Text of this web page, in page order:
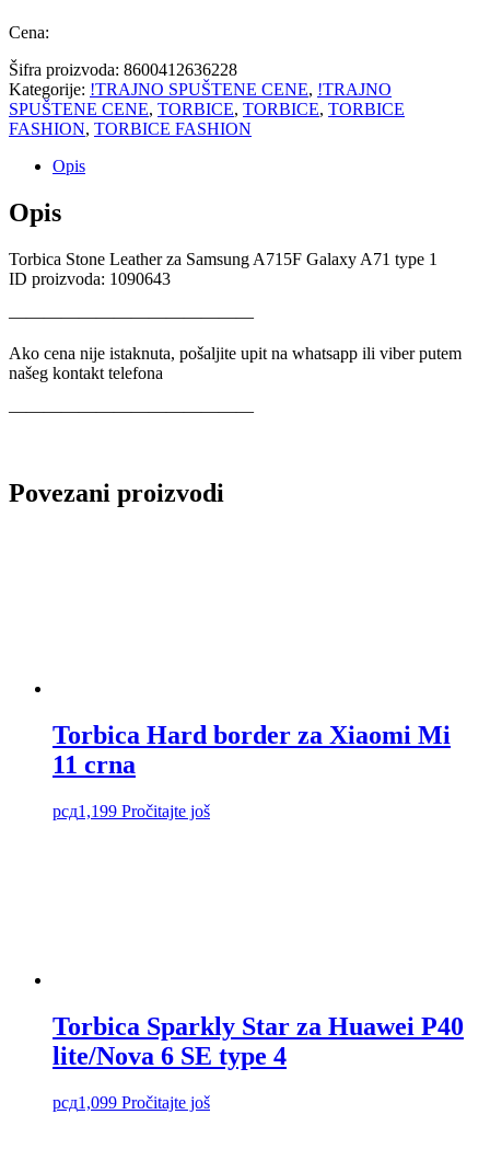
Cena:
Šifra proizvoda: 8600412636228
Kategorije: !TRAJNO SPUŠTENE CENE, !TRAJNO
SPUŠTENE CENE, TORBICE, TORBICE, TORBICE
FASHION, TORBICE FASHION
Opis
Opis
Torbica Stone Leather za Samsung A715F Galaxy A71 type 1
ID proizvoda: 1090643
——————————————
Ako cena nije istaknuta, pošaljite upit na whatsapp ili viber putem
našeg kontakt telefona
——————————————
Povezani proizvodi
Torbica Hard border za Xiaomi Mi
11 crna
рсд1,199 Pročitajte još
Torbica Sparkly Star za Huawei P40
lite/Nova 6 SE type 4
рсд1,099 Pročitajte još